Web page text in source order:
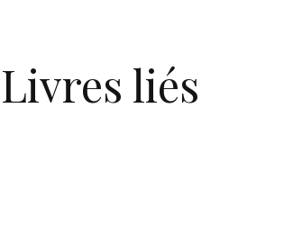
Livres liés